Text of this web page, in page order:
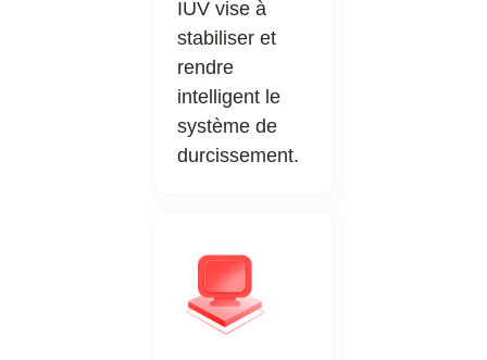
IUV vise à
stabiliser et
rendre
intelligent le
système de
durcissement.